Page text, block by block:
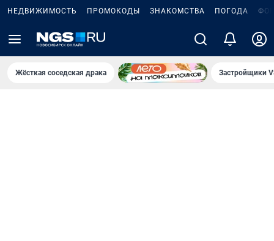
НЕДВИЖИМОСТЬ ПРОМОКОДЫ ЗНАКОМСТВА ПОГОДА
Жёсткая соседская драка Застройщики